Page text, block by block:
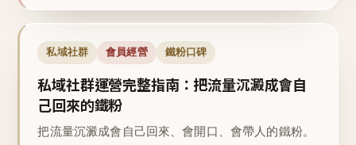
私域社群 會員經營 鐵粉口碑
私域社群運營完整指南：把流量沉澱成會自
己回來的鐵粉
把流量沉澱成會自己回來、會開口、會帶人的鐵粉。